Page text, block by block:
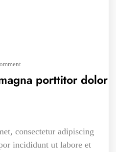
porttitor dolor
consectetur adipiscing
incididunt ut labore et